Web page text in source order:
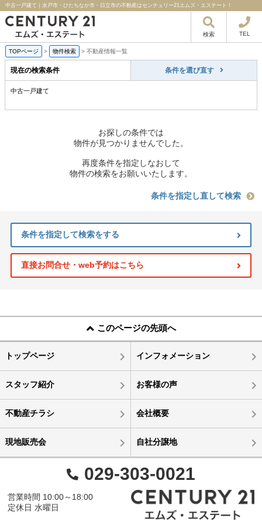
中古一戸建て｜水戸市・ひたちなか市・日立市の不動産はセンチュリー21エムズ・エステート！
検索 TEL
TOPページ > 物件検索 > 不動産情報一覧
現在の検索条件 条件を選び直す
中古一戸建て
お探しの条件では
物件が見つかりませんでした。
再度条件を指定しなおして
物件の検索をお願いいたします。
条件を指定し直して検索
条件を指定して検索をする
直接お問合せ・web予約はこちら
このページの先頭へ
トップページ インフォメーション
スタッフ紹介 お客様の声
不動産チラシ 会社概要
現地販売会 自社分譲地
029-303-0021
営業時間 10:00～18:00
定休日 水曜日